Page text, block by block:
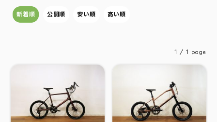
新着順 公開順 安い順 高い順
1 / 1 page